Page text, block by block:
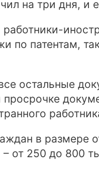
на три дня, и
по патентам,
остальные
в размере
от 250 до 800